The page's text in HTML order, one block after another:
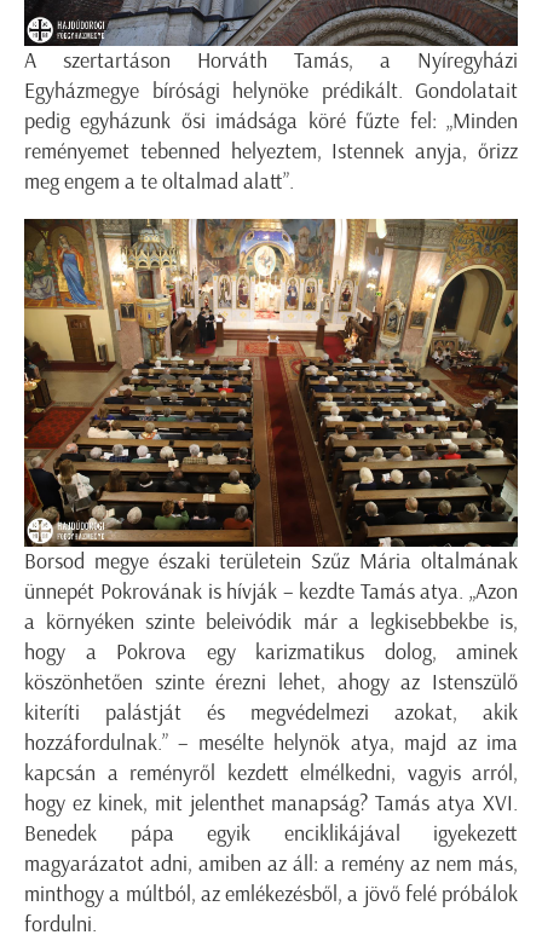
A szertartáson Horváth Tamás, a Nyíregyházi
Egyházmegye bírósági helynöke prédikált. Gondolatait
pedig egyházunk ősi imádsága köré fűzte fel: „Minden
reményemet tebenned helyeztem, Istennek anyja, őrizz
meg engem a te oltalmad alatt”.
Borsod megye északi területein Szűz Mária oltalmának
ünnepét Pokrovának is hívják – kezdte Tamás atya. „Azon
a környéken szinte beleivódik már a legkisebbekbe is,
hogy a Pokrova egy karizmatikus dolog, aminek
köszönhetően szinte érezni lehet, ahogy az Istenszülő
kiteríti palástját és megvédelmezi azokat, akik
hozzáfordulnak.” – mesélte helynök atya, majd az ima
kapcsán a reményről kezdett elmélkedni, vagyis arról,
hogy ez kinek, mit jelenthet manapság? Tamás atya XVI.
Benedek pápa egyik enciklikájával igyekezett
magyarázatot adni, amiben az áll: a remény az nem más,
minthogy a múltból, az emlékezésből, a jövő felé próbálok
fordulni.